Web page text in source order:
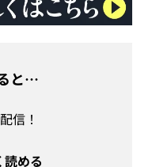
と…
信！
める